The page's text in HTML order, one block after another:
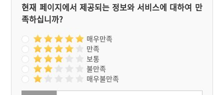
현재 페이지에서 제공되는 정보와 서비스에 대하여 만
족하십니까?
매우만족
만족
보통
불만족
매우불만족